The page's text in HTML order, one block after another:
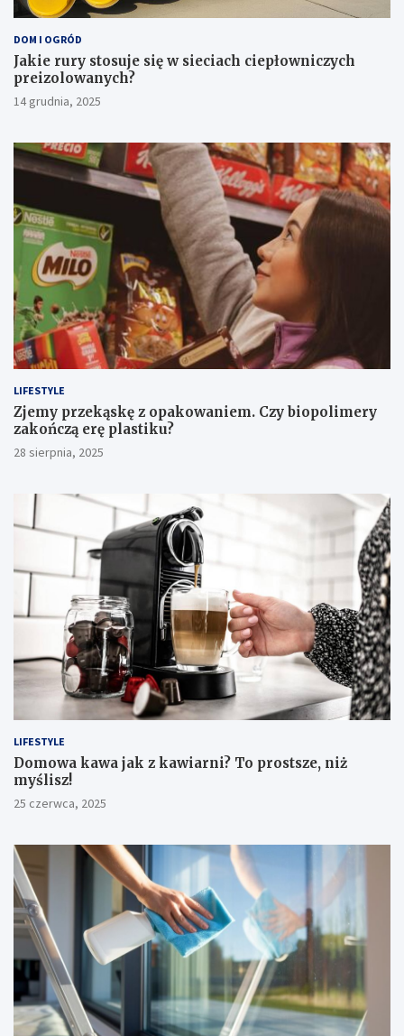
DOM I OGRÓD
Jakie rury stosuje się w sieciach ciepłowniczych
preizolowanych?
14 grudnia, 2025
LIFESTYLE
Zjemy przekąskę z opakowaniem. Czy biopolimery
zakończą erę plastiku?
28 sierpnia, 2025
LIFESTYLE
​Domowa kawa jak z kawiarni? To prostsze, niż
myślisz!
25 czerwca, 2025